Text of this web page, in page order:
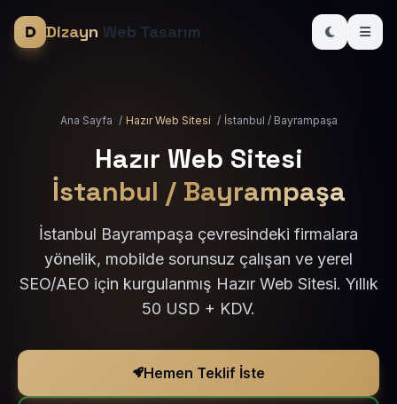
Dizayn Web Tasarım
Ana Sayfa / Hazır Web Sitesi / İstanbul / Bayrampaşa
Hazır Web Sitesi
İstanbul / Bayrampaşa
İstanbul Bayrampaşa çevresindeki firmalara
yönelik, mobilde sorunsuz çalışan ve yerel
SEO/AEO için kurgulanmış Hazır Web Sitesi. Yıllık
50 USD + KDV.
Hemen Teklif İste